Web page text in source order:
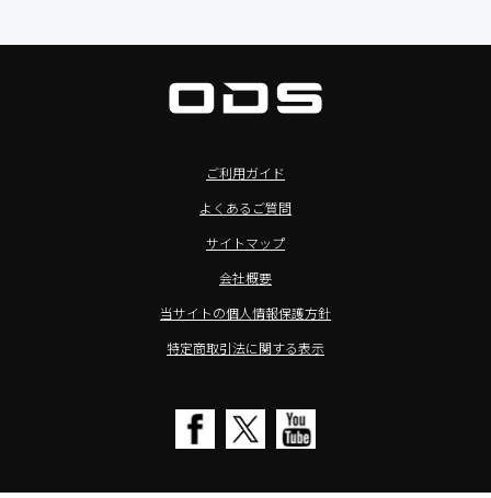
デジタルホワイトボード／電子黒板
BIAMP ／ Apart Audio（バイアンプ）
SpeakerCraft（スピーカークラフト）
AURORA（オーロラ）
Honeywell（ハネウェル）
KOAMTAC（コームタック）
>NFCタブレット
>Windowsタブレット
オーディーエスが選ばれる理由
Windows IoT Enterprise LTSC
TA2C-DR9シリーズ_オリジナル機能
TA2C-CS8_カスタマイズメニュー
簡単カスタム設定ツール「EZTools」
電子ピアノ修理／代行店募集
ご利用ガイド
よくあるご質問
サイトマップ
会社概要
当サイトの個人情報保護方針
特定商取引法に関する表示